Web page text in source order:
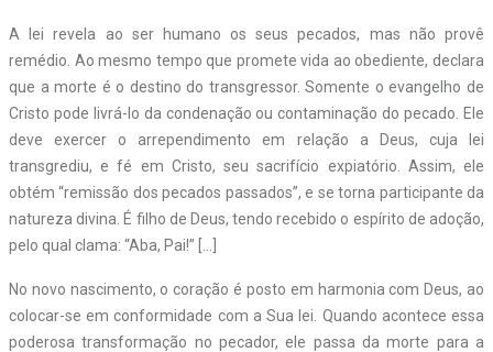
A lei revela ao ser humano os seus pecados, mas não provê
remédio. Ao mesmo tempo que promete vida ao obediente, declara
que a morte é o destino do transgressor. Somente o evangelho de
Cristo pode livrá-lo da condenação ou contaminação do pecado. Ele
deve exercer o arrependimento em relação a Deus, cuja lei
transgrediu, e fé em Cristo, seu sacrifício expiatório. Assim, ele
obtém “remissão dos pecados passados”, e se torna participante da
natureza divina. É filho de Deus, tendo recebido o espírito de adoção,
pelo qual clama: “Aba, Pai!” […]
No novo nascimento, o coração é posto em harmonia com Deus, ao
colocar-se em conformidade com a Sua lei. Quando acontece essa
poderosa transformação no pecador, ele passa da morte para a